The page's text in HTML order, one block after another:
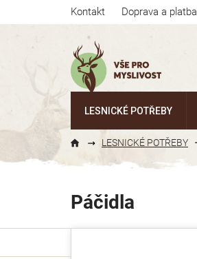
Kontakt Doprava a platba
LESNICKÉ POTŘEBY
LESNICKÉ POTŘEBY
Páčidla